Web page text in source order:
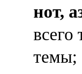
нот,
темы;